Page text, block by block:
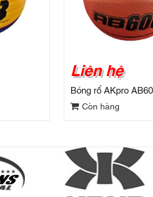
Liên hệ
Bóng rổ AKpro
Còn hàng